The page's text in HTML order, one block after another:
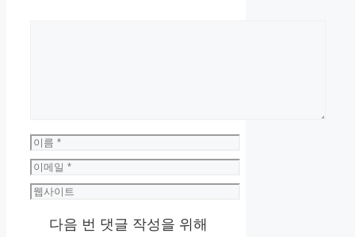
이
름
이
메
일
웹
다음 번 댓글 작성을 위해